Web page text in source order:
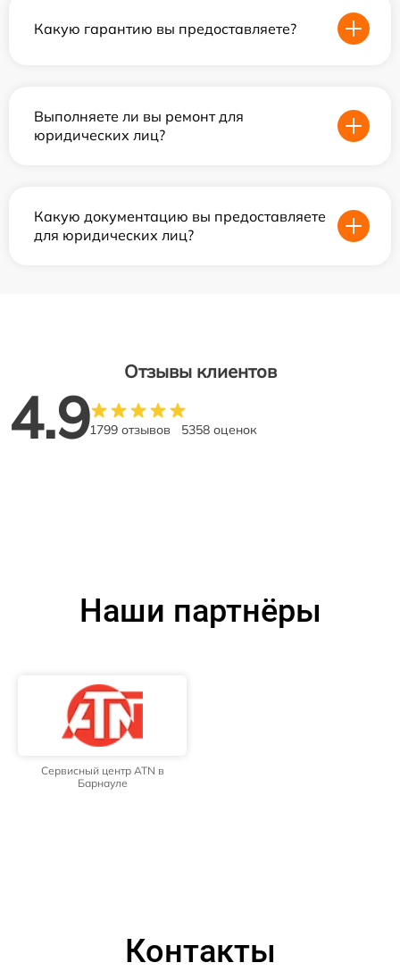
Какую гарантию вы предоставляете?
Выполняете ли вы ремонт для
юридических лиц?
Какую документацию вы предоставляете
для юридических лиц?
Отзывы клиентов
4.91799 отзывов 5358 оценок
Наши партнёры
Сервисный центр ATN в
Барнауле
Контакты